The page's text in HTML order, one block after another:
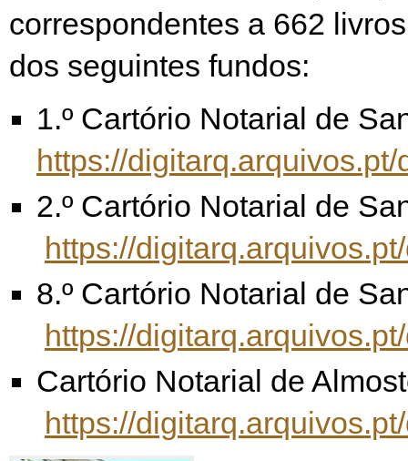
correspondentes a 662
dos seguintes fundos:
1.º Cartório Notarial de
https://
2.º Cartório Notarial de
https://
8.º Cartório Notarial de
https://
Cartório Notarial de
https://